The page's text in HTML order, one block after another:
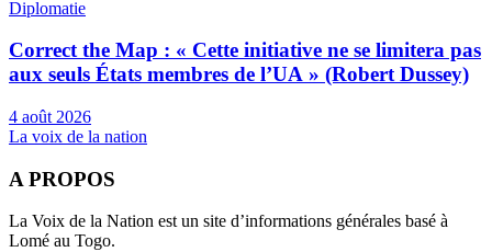
Diplomatie
Correct the Map : « Cette initiative ne se limitera pas
aux seuls États membres de l’UA » (Robert Dussey)
4 août 2026
La voix de la nation
A PROPOS
La Voix de la Nation est un site d’informations générales basé à
Lomé au Togo.